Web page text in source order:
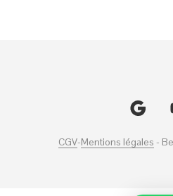
Mentions légales
-
CGV